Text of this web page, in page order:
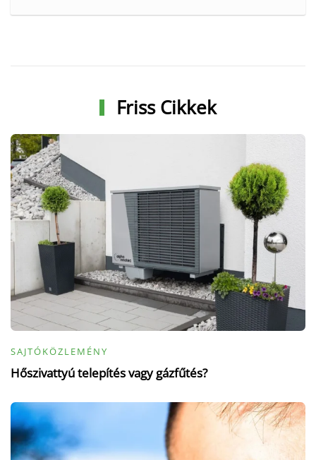
Friss Cikkek
SAJTÓKÖZLEMÉNY
Hőszivattyú telepítés vagy gázfűtés?